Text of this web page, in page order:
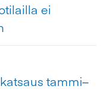
ei
tammi–